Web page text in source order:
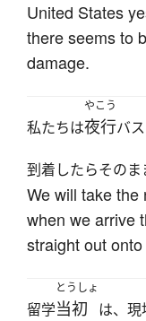
United States
there seems to
damage.
私たちは
やこう
夜行バ
到着したらその
We will take the
when we arrive
straight out
留学
とうしょ
当初 は、現